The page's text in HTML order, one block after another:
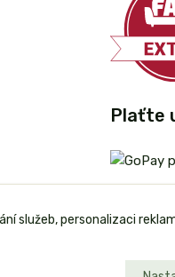
Plaťte
služeb, personalizaci